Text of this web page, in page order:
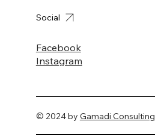
© 2024 by Gamadi Consulting
Facebook
Instagram
Social